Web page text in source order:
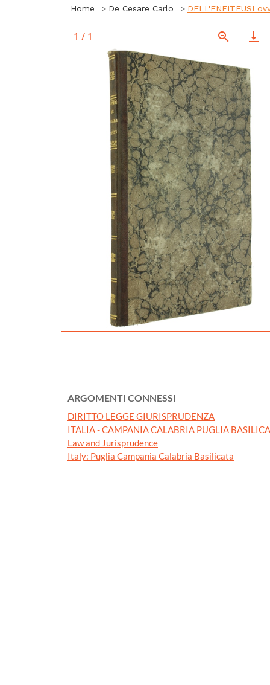
Home De Cesare Carlo DELL'ENFITEUSI
1 / 1
ARGOMENTI CONNESSI
DIRITTO LEGGE GIURISPRUDENZA
ITALIA - CAMPANIA CALABRIA PUGLIA
Law and Jurisprudence
Italy: Puglia Campania Calabria Basilicata